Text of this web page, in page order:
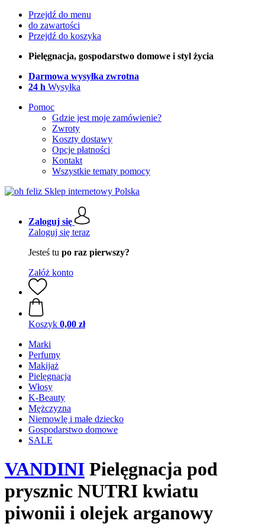
Przejdź do menu
do zawartości
Przejdź do koszyka
Pielęgnacja, gospodarstwo domowe i styl życia
Darmowa wysyłka zwrotna
24 h Wysyłka
Pomoc
Gdzie jest moje zamówienie?
Zwroty
Koszty dostawy
Opcje płatności
Kontakt
Wszystkie tematy pomocy
Zaloguj się
Zaloguj się teraz
Jesteś tu po raz pierwszy?
Załóż konto
Koszyk 0,00 zł
Marki
Perfumy
Makijaż
Pielęgnacja
Włosy
K-Beauty
Mężczyzna
Niemowlę i małe dziecko
Gospodarstwo domowe
SALE
VANDINI Pielęgnacja pod
prysznic NUTRI kwiatu
piwonii i olejek arganowy